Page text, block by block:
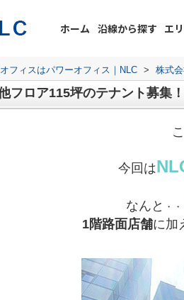
ホーム 沿線から探す エ
フィスはパワーオフィス｜NLC > 株式
フロア115坪のテナント募集
今回は
なんと ・・
1階路面店舗に加